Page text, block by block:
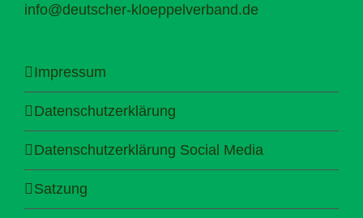
info@deutscher-kloeppelverband.de
Impressum
Datenschutzerklärung
Datenschutzerklärung Social Media
Satzung